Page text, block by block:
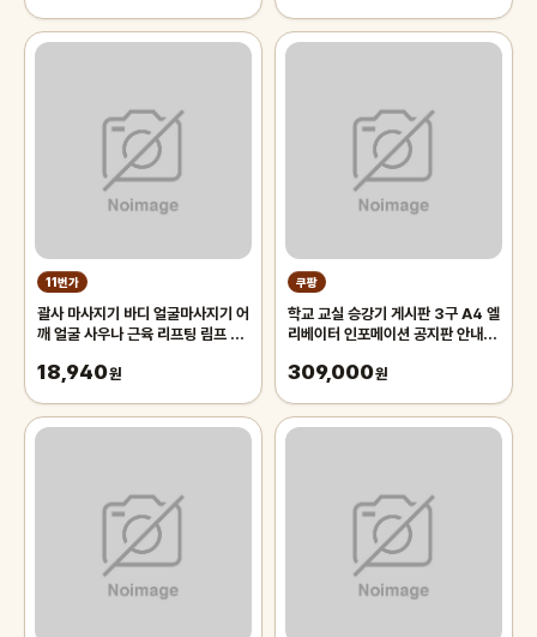
11번가
괄사 마사지기 바디 얼굴마사지기 어
깨 얼굴 사우나 근육 리프팅 림프 1
18,940원
쿠팡
학교 교실 승강기 게시판 3구 A4 엘
리베이터 인포메이션 공지판 안내문
309,000원